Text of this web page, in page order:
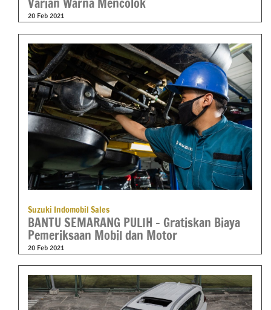
20 Feb 2021
Suzuki Indomobil Sales
BANTU SEMARANG PULIH – Gratiskan Biaya
Pemeriksaan Mobil dan Motor
20 Feb 2021